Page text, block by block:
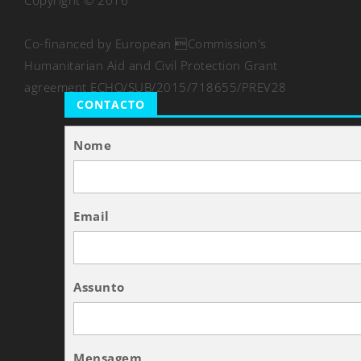
Co-financed by European Commission's
Humanitarian Aid and Civil Protection Grant
agreement ECHO/SUB/2015/718655/PREV28
CONTACTO
Nome
Email
Assunto